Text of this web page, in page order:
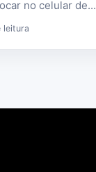
no celular de...
leitura